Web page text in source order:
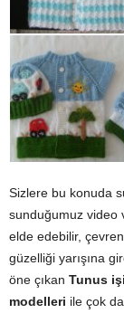
Sizlere bu konuda
sunduğumuz video
elde edebilir,
güzelliği yarışına
öne çıkan Tunus
modelleri ile çok